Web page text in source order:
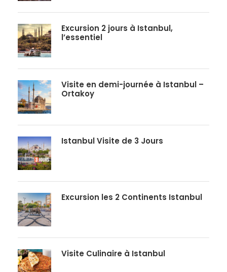
Excursion 2 jours à Istanbul,
l’essentiel
Visite en demi-journée à Istanbul –
Ortakoy
Istanbul Visite de 3 Jours
Excursion les 2 Continents Istanbul
Visite Culinaire à Istanbul